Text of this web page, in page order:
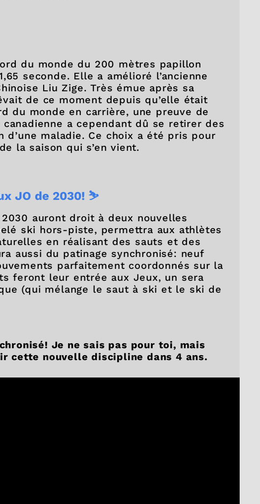
du monde du 200 mètres papillon
seconde. Elle a amélioré l’ancienne
Liu Zige. Très émue après sa
de ce moment depuis qu’elle était
du monde en carrière, une preuve de
a cependant dû se retirer des
d’une maladie. Ce choix a été pris pour
la saison qui s’en vient.
JO de 2030! ⛷️
auront droit à deux nouvelles
ski hors-piste, permettra aux athlètes
en réalisant des sauts et des
aussi du patinage synchronisé: neuf
parfaitement coordonnés sur la
feront leur entrée aux Jeux, un sera
(qui mélange le saut à ski et le ski de
Je ne sais pas pour toi, mais
cette nouvelle discipline dans 4 ans.